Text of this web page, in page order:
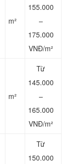
m²
155.000
–
175.000
VNĐ/m²
m²
Từ
145.000
–
165.000
VNĐ/m²
Từ
150.000